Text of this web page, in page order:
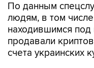
По данным
людям, в том
находившимся
продавали
счета украинских